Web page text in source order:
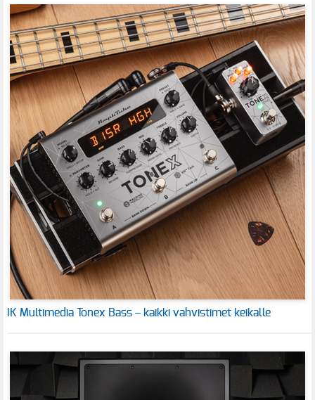
IK Multimedia Tonex Bass – kaikki vahvistimet keikalle